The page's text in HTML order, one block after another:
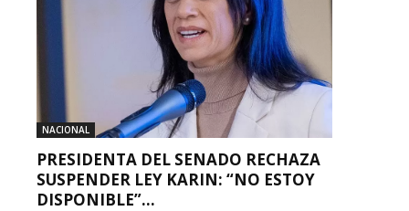
NACIONAL
PRESIDENTA DEL SENADO RECHAZA
SUSPENDER LEY KARIN: “NO ESTOY
DISPONIBLE”...